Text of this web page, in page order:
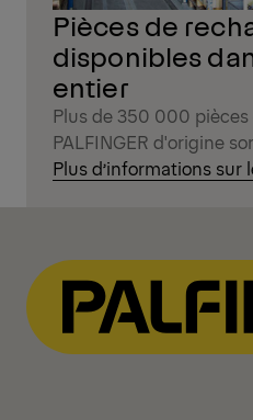
Pièces de
disponibles
entier
Plus de 350 000
PALFINGER d'origine
monde entier, avec des
Plus d’informations sur